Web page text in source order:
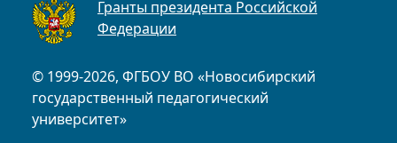
© 1999-2026, ФГБОУ ВО «Новосибирский
государственный педагогический
университет»
Гранты президента Российской
Федерации